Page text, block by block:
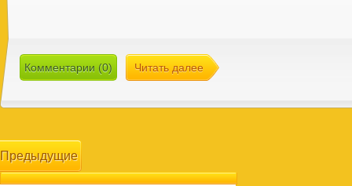
Комментарии (0) Читать далее
Предыдущие